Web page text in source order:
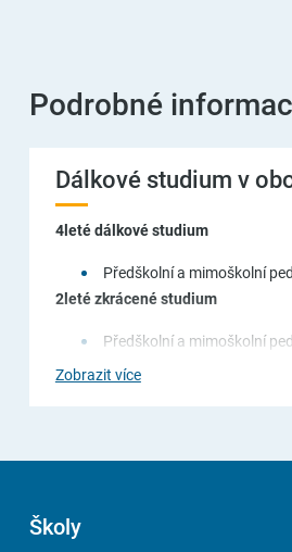
Podrobné
Dálkové studium v
4leté dálkové studium
Předškolní a mimoškolní
2leté zkrácené studium
Předškolní a mimoškolní
§ 63 školského zákona
Učitel praktického
Učitel uměleckých
Zobrazit více
Školy